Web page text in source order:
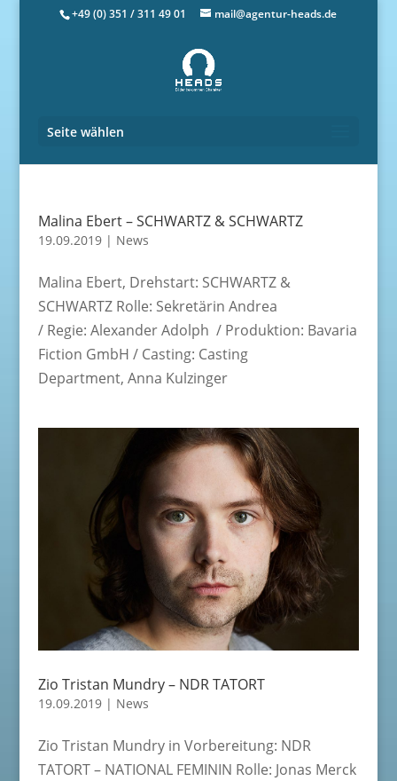
+49 (0) 351 / 311 49 01 mail@agentur-heads.de
Seite wählen
Malina Ebert – SCHWARTZ & SCHWARTZ
19.09.2019| News
Malina Ebert, Drehstart: SCHWARTZ &
SCHWARTZ Rolle: Sekretärin Andrea
/ Regie: Alexander Adolph / Produktion: Bavaria
Fiction GmbH / Casting: Casting
Department, Anna Kulzinger
Zio Tristan Mundry – NDR TATORT
19.09.2019| News
Zio Tristan Mundry in Vorbereitung: NDR
TATORT – NATIONAL FEMININ Rolle: Jonas Merck